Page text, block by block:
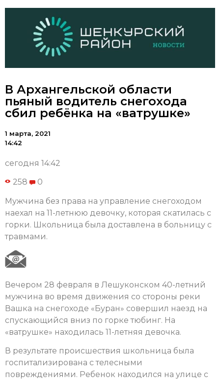
В Архангельской области
пьяный водитель снегохода
сбил ребёнка на «ватрушке»
1 марта, 2021
14:42
сегодня 14:42
258 0
Мужчина без права на управление снегоходом
наехал на 11-летнюю девочку, которая скатилась с
горки. Школьница была доставлена в больницу с
травмами.
Вечером 28 февраля в Лешуконском 40-летний
мужчина во время движения со стороны реки
Вашка на снегоходе «Буран» совершил наезд на
спускающийся вниз по горке тюбинг. На
«ватрушке» находилась 11-летняя девочка.
В результате происшествия школьница была
госпитализирована с телесными
повреждениями. Ребенок находился на улице с